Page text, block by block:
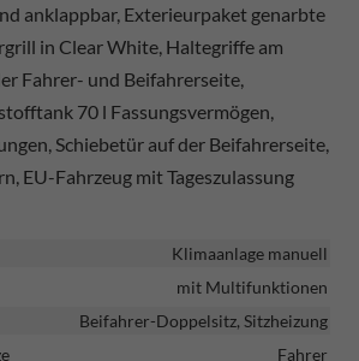
anklappbar, Exterieurpaket genarbte
in Clear White, Haltegriffe am
Fahrer- und Beifahrerseite,
70 l Fassungsvermögen,
Schiebetür auf der Beifahrerseite,
EU-Fahrzeug mit Tageszulassung
Klimaanlage manuell
mit Multifunktionen
Beifahrer-Doppelsitz, Sitzheizung
Fahrer